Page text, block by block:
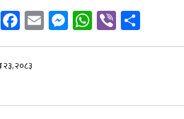
Facebook
EmailMessenger
WhatsApp
Viber
२०८३